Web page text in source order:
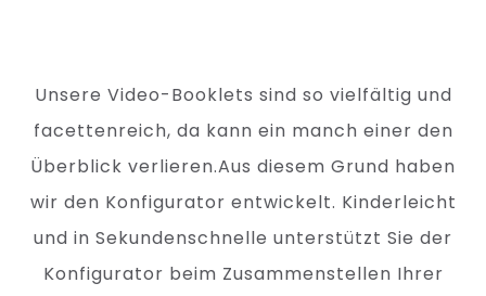
Unsere Video-Booklets sind so vielfältig und
facettenreich, da kann ein manch einer den
Überblick verlieren.Aus diesem Grund haben
wir den Konfigurator entwickelt. Kinderleicht
und in Sekundenschnelle unterstützt Sie der
Konfigurator beim Zusammenstellen Ihrer